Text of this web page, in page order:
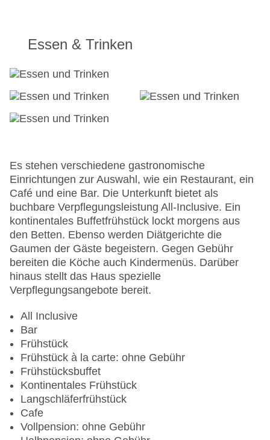
Check-in von: 15:00:00
Check-out bis: 11:00:00
Garage
Hoteleröffnung: 2015
Lift
Anzahl der Aufzüge: 1
Zimmerservice
Gesamtanzahl der Stockwerke: 6
Gesamtanzahl der Zimmer: 102
Zahlungsarten: American Express, Diners Club,
Mastercard, Visa
Landeskategorie: 3 Sterne
Essen & Trinken
Es stehen verschiedene gastronomische
Einrichtungen zur Auswahl, wie ein Restaurant, ein
Café und eine Bar. Die Unterkunft bietet als
buchbare Verpflegungsleistung All-Inclusive. Ein
kontinentales Buffetfrühstück lockt morgens aus
den Betten. Ebenso werden Diätgerichte die
Gaumen der Gäste begeistern. Gegen Gebühr
bereiten die Köche auch Kindermenüs. Darüber
hinaus stellt das Haus spezielle
Verpflegungsangebote bereit.
All Inclusive
Bar
Frühstück
Frühstück à la carte: ohne Gebühr
Frühstücksbuffet
Kontinentales Frühstück
Langschläferfrühstück
Cafe
Vollpension: ohne Gebühr